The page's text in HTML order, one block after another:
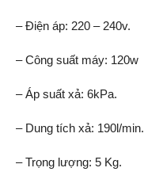
– Điện áp: 220 – 240v.
– Công suất máy: 120w
– Áp suất xả: 6kPa.
– Dung tích xả: 190l/min.
– Trọng lượng: 5 Kg.